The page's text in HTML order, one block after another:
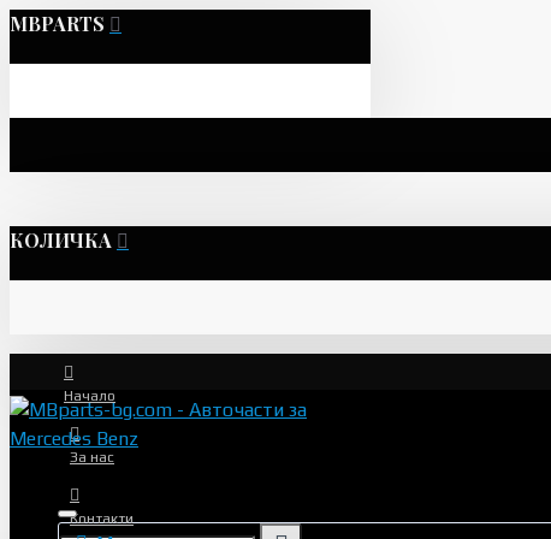
MBPARTS
КОЛИЧКА
Начало
За нас
Контакти